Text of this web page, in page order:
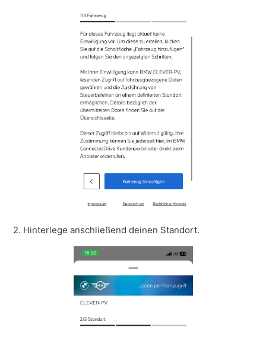
2. Hinterlege anschließend deinen Standort.